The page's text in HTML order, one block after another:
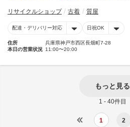
リサイクルショップ 古着 質屋
配達・デリバリー対応 日祝OK
住所
兵庫県神戸市西区長畑町7-28
本日の営業状況 11:00〜20:00
もっと見る
1 - 40件目
1 2